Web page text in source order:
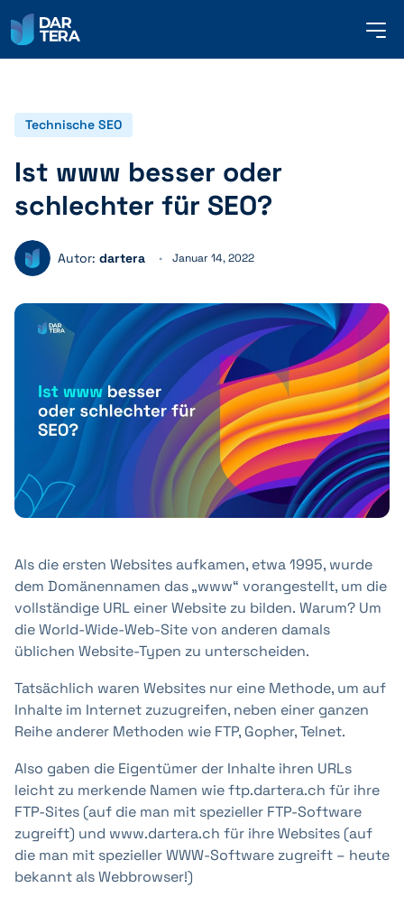
SERVICES
REFERENZEN
ÜBER UNS
KONTAKT
DEUTSCH
+41 31 552 00 72
Technische SEO
Ist www besser oder
schlechter für SEO?
Autor: dartera Januar 14, 2022
Als die ersten Websites aufkamen, etwa 1995, wurde
dem Domänennamen das „www“ vorangestellt, um die
vollständige URL einer Website zu bilden. Warum? Um
die World-Wide-Web-Site von anderen damals
üblichen Website-Typen zu unterscheiden.
Tatsächlich waren Websites nur eine Methode, um auf
Inhalte im Internet zuzugreifen, neben einer ganzen
Reihe anderer Methoden wie FTP, Gopher, Telnet.
Also gaben die Eigentümer der Inhalte ihren URLs
leicht zu merkende Namen wie ftp.dartera.ch für ihre
FTP-Sites (auf die man mit spezieller FTP-Software
zugreift) und www.dartera.ch für ihre Websites (auf
die man mit spezieller WWW-Software zugreift – heute
bekannt als Webbrowser!)